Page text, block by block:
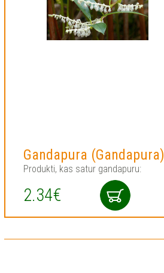
Gandapura (Gandapura)
Produkti, kas satur gandapuru:
2.34€